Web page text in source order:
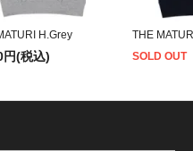
H.Grey
円(税込)
THE
SOLD OUT